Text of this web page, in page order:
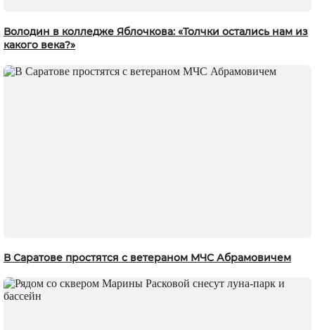
Володин в колледже Яблочкова: «Толчки остались нам из
какого века?»
В Саратове простятся с ветераном МЧС Абрамовичем